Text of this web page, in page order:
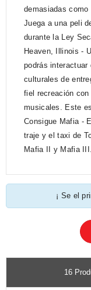
demasiadas
Juega a una peli
durante la Ley
Heaven, Illinois -
podrás
culturales de
fiel recreación
musicales. Este
Consigue Mafia -
traje y el taxi de
Mafia II y Mafia III.
¡ Se el
16